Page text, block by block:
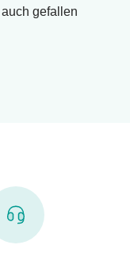
gefallen